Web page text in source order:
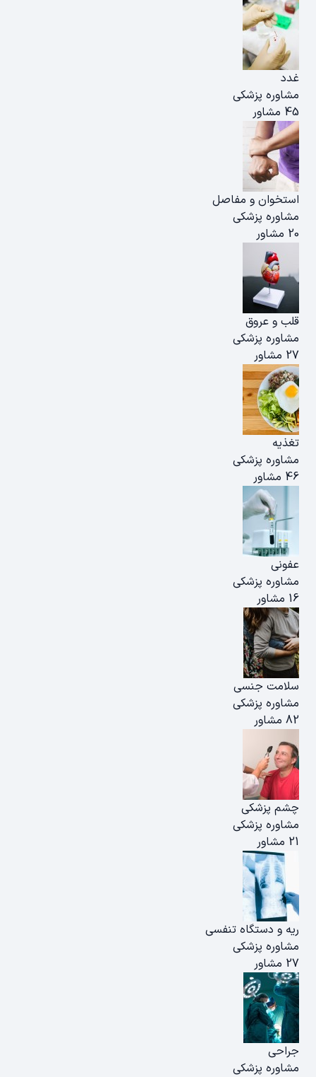
غدد
مشاوره پزشکی
45 مشاور
استخوان و مفاصل
مشاوره پزشکی
20 مشاور
قلب و عروق
مشاوره پزشکی
27 مشاور
تغذیه
مشاوره پزشکی
46 مشاور
عفونی
مشاوره پزشکی
16 مشاور
سلامت جنسی
مشاوره پزشکی
82 مشاور
چشم پزشکی
مشاوره پزشکی
21 مشاور
ریه و دستگاه تنفسی
مشاوره پزشکی
27 مشاور
جراحی
مشاوره پزشکی